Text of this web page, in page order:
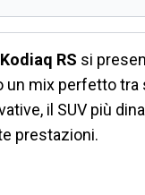
RS si
un mix perfetto
il SUV più
prestazioni.